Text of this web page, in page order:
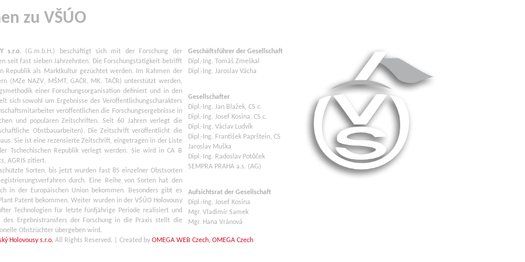
zu VŠÚO
s.r.o. (G.m.b.H.) beschäftigt sich mit der Forschung der
seit fast sieben Jahrzehnten. Die Forschungstätigkeit betrifft
Republik als Marktkultur gezüchtet werden. Im Rahmen der
(MZe NAZV, MŠMT, GAČR, MK, TAČR) unterstützt werden,
einer Forschungsorganisation definiert und in den
sich sowohl um Ergebnisse des Veröffentlichungscharakters
veröffentlichen die Forschungsergebnisse in
und populären Zeitschriften. Seit 60 Jahren verlegt die
Obstbauarbeiten). Die Zeitschrift veröffentlicht die
Sie ist eine rezensierte Zeitschrift, eingetragen in der Liste
Tschechischen Republik verlegt werden. Sie wird in CA B
AGRIS zitiert.
Sorten, bis jetzt wurden fast 85 einzelner Obstsorten
durch. Eine Reihe von Sorten hat den
in der Europäischen Union bekommen. Besonders gibt es
Patent bekommen. Weiter wurden in der VŠÚO Holovousy
Technologien für letzte fünfjährige Periode realisiert und
Ergebnistransfers der Forschung in die Praxis stellt die
Obstzüchter übergeben wird.
Geschäftsführer der Gesellschaft
Dipl.-Ing. Tomáš Zmeškal
Dipl.-Ing. Jaroslav Vácha
Gesellschafter
Dipl.-Ing. Jan Blažek, CS c.
Dipl.-Ing. Josef Kosina, CS c.
Dipl.-Ing. Václav Ludvík
Dipl.-Ing. František Paprštein, CS
Jaroslav Muška
Dipl.-Ing. Radoslav Potůček
SEMPRA PRAHA a.s. (AG)
Aufsichtsrat der Gesellschaft
Dipl.-Ing. Josef Kosina
Mgr. Vladimír Samek
Mgr. Hana Vránová
Holovousy s.r.o. All Rights Reserved. | Created by OMEGA WEB Czech, OMEGA Czech